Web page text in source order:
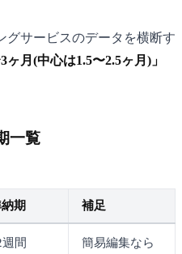
グサービスのデータを横断す
ヶ月(中心は1.5〜2.5ヶ月)」
一覧
期 補足
間
簡易編集なら